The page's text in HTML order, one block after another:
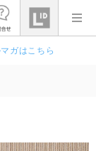
ガはこちら